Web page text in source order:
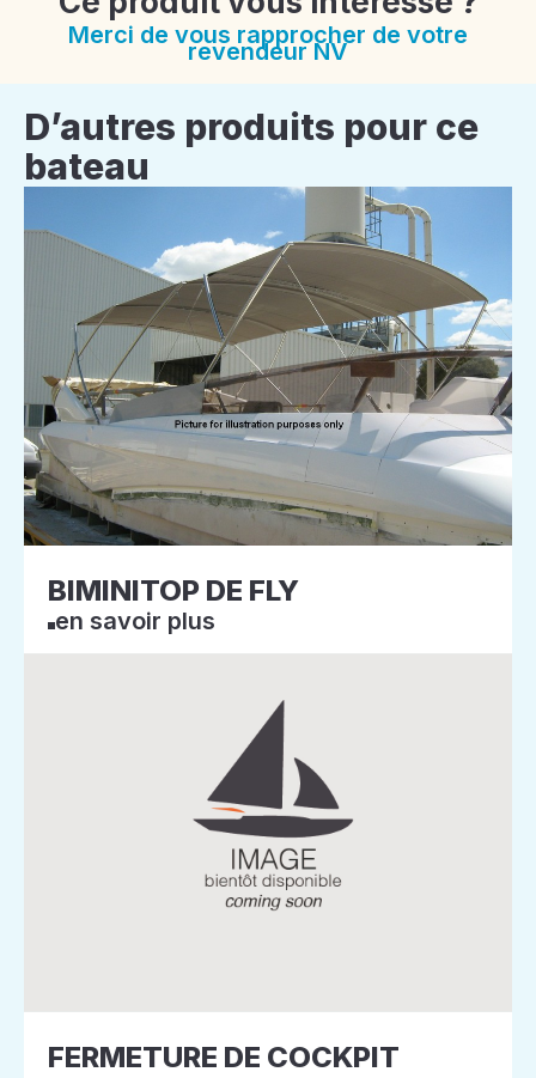
Merci de vous rapprocher de votre
revendeur NV
D’autres produits pour ce
bateau
BIMINITOP DE FLY
en savoir plus
FERMETURE DE COCKPIT